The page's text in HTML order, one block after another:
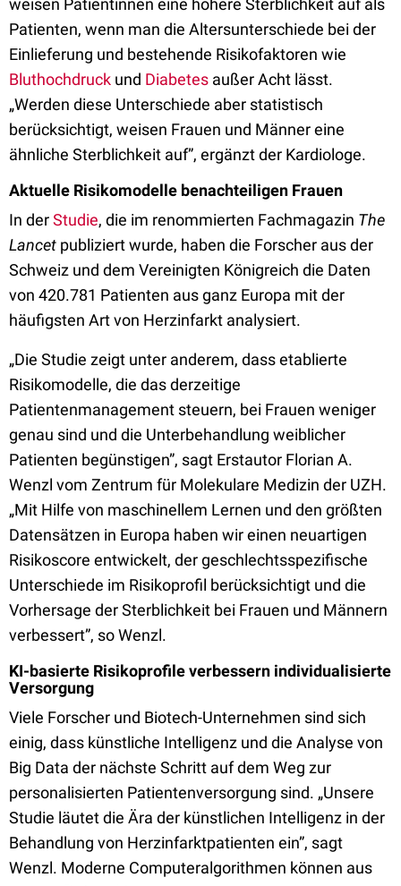
weisen Patientinnen eine höhere Sterblichkeit auf als
Patienten, wenn man die Altersunterschiede bei der
Einlieferung und bestehende Risikofaktoren wie
Bluthochdruck und Diabetes außer Acht lässt.
„Werden diese Unterschiede aber statistisch
berücksichtigt, weisen Frauen und Männer eine
ähnliche Sterblichkeit auf”, ergänzt der Kardiologe.
Aktuelle Risikomodelle benachteiligen Frauen
In derStudie, die im renommierten Fachmagazin The
Lancet publiziert wurde, haben die Forscher aus der
Schweiz und dem Vereinigten Königreich die Daten
von 420.781 Patienten aus ganz Europa mit der
häufigsten Art von Herzinfarkt analysiert.
„Die Studie zeigt unter anderem, dass etablierte
Risikomodelle, die das derzeitige
Patientenmanagement steuern, bei Frauen weniger
genau sind und die Unterbehandlung weiblicher
Patienten begünstigen”, sagt Erstautor Florian A.
Wenzl vom Zentrum für Molekulare Medizin der UZH.
„Mit Hilfe von maschinellem Lernen und den größten
Datensätzen in Europa haben wir einen neuartigen
Risikoscore entwickelt, der geschlechtsspezifische
Unterschiede im Risikoprofil berücksichtigt und die
Vorhersage der Sterblichkeit bei Frauen und Männern
verbessert”, so Wenzl.
KI-basierte Risikoprofile verbessern individualisierte
Versorgung
Viele Forscher und Biotech-Unternehmen sind sich
einig, dass künstliche Intelligenz und die Analyse von
Big Data der nächste Schritt auf dem Weg zur
personalisierten Patientenversorgung sind. „Unsere
Studie läutet die Ära der künstlichen Intelligenz in der
Behandlung von Herzinfarktpatienten ein”, sagt
Wenzl. Moderne Computeralgorithmen können aus